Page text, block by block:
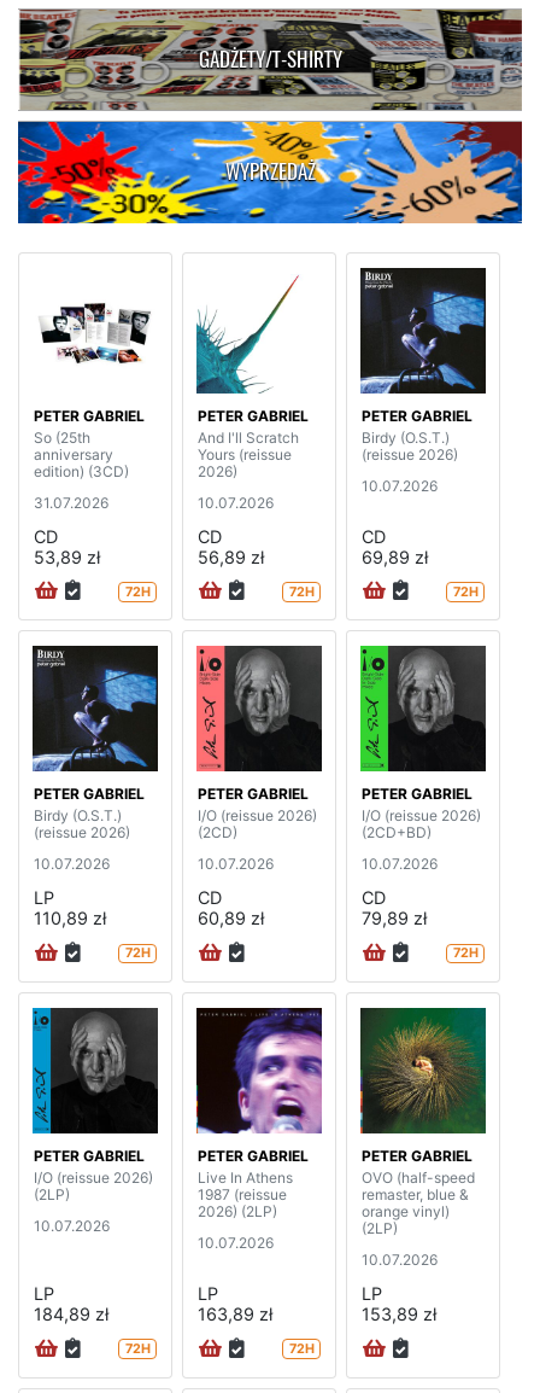
GADŻETY/T-SHIRTY
WYPRZEDAŻ
PETER GABRIEL
So (25th
anniversary
edition) (3CD)
31.07.2026
CD
53,89 zł
72H
PETER GABRIEL
And I'll Scratch
Yours (reissue
2026)
10.07.2026
CD
56,89 zł
72H
PETER GABRIEL
Birdy (O.S.T.)
(reissue 2026)
10.07.2026
CD
69,89 zł
72H
PETER GABRIEL
Birdy (O.S.T.)
(reissue 2026)
10.07.2026
LP
110,89 zł
72H
PETER GABRIEL
I/O (reissue 2026)
(2CD)
10.07.2026
CD
60,89 zł
PETER GABRIEL
I/O (reissue 2026)
(2CD+BD)
10.07.2026
CD
79,89 zł
72H
PETER GABRIEL
I/O (reissue 2026)
(2LP)
10.07.2026
LP
184,89 zł
72H
PETER GABRIEL
Live In Athens
1987 (reissue
2026) (2LP)
10.07.2026
LP
163,89 zł
72H
PETER GABRIEL
OVO (half-speed
remaster, blue &
orange vinyl)
(2LP)
10.07.2026
LP
153,89 zł